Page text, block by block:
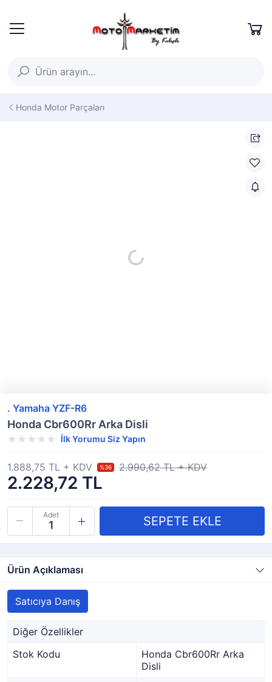
Honda Motor Parçaları
. Yamaha YZF-R6
Honda Cbr600Rr Arka Disli
İlk Yorumu Siz Yapın
2.228,72 TL
1.888,75 TL + KDV %36 2.990,62 TL + KDV
Adet
Ürün Açıklaması
Satıcıya Danış
Diğer Özellikler
Stok Kodu
Honda Cbr600Rr Arka
Disli